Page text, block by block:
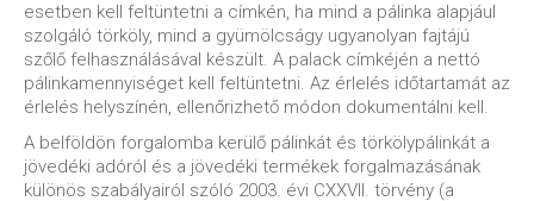
esetben kell feltüntetni a címkén, ha mind a pálinka alapjául
szolgáló törköly, mind a gyümölcságy ugyanolyan fajtájú
szőlő felhasználásával készült. A palack címkéjén a nettó
pálinkamennyiséget kell feltüntetni. Az érlelés időtartamát az
érlelés helyszínén, ellenőrizhető módon dokumentálni kell.
A belföldön forgalomba kerülő pálinkát és törkölypálinkát a
jövedéki adóról és a jövedéki termékek forgalmazásának
különös szabályairól szóló 2003. évi CXXVII. törvény (a